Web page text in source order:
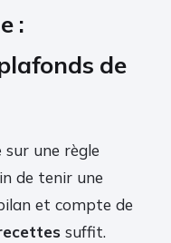
:
de
sur une règle
de tenir une
et compte de
suffit.